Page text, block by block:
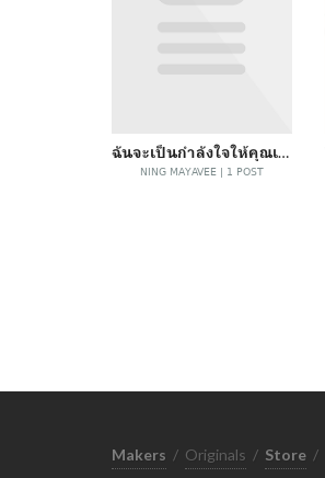
ฉันจะเป็นกำลังใจให้คุณเอง
NING MAYAVEE | 1 POST
Makers / Originals / Store /